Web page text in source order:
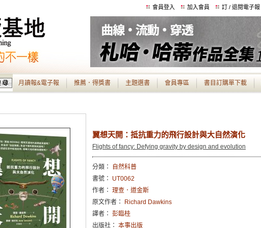
會員登入 加入會員 訂 / 退閱電子報
月讀報&電子報 推薦．得獎書 主題選書 會員專區 書目訂購單下載
翼想天開：抵抗重力的飛行設計與大自然演化
Flights of fancy: Defying gravity by design and evolution
分類：
自然科普
書號： UT0062
作者： 理查．道金斯
原文作者：
Richard Dawkins
譯者： 彭臨桂
出版社： 本事出版